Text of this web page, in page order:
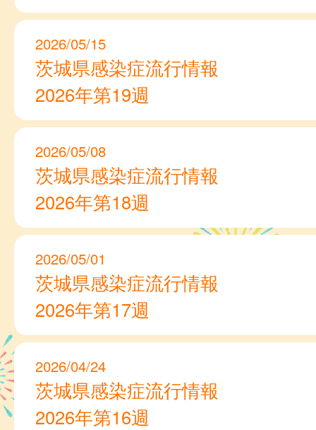
2026/05/15
茨城県感染症流行情報
2026年第19週
2026/05/08
茨城県感染症流行情報
2026年第18週
2026/05/01
茨城県感染症流行情報
2026年第17週
2026/04/24
茨城県感染症流行情報
2026年第16週